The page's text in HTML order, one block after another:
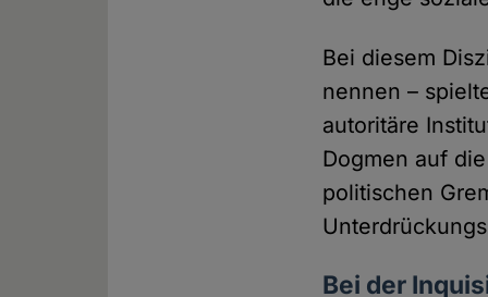
Bei diesem
nennen –
autoritäre
Dogmen auf
politischen
Bei der